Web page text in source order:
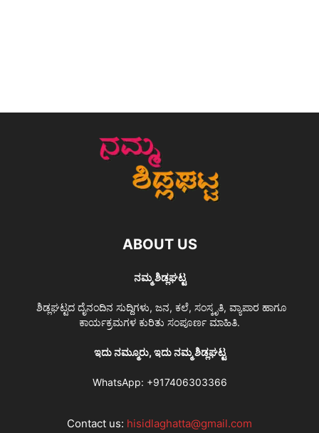
ABOUT US
ನಮ್ಮ ಶಿಡ್ಲಘಟ್ಟ
ಶಿಡ್ಲಘಟ್ಟದ ದೈನಂದಿನ ಸುದ್ದಿಗಳು, ಜನ, ಕಲೆ, ಸಂಸ್ಕೃತಿ, ವ್ಯಾಪಾರ ಹಾಗೂ
ಕಾರ್ಯಕ್ರಮಗಳ ಕುರಿತು ಸಂಪೂರ್ಣ ಮಾಹಿತಿ.
ಇದು ನಮ್ಮೂರು, ಇದು ನಮ್ಮ ಶಿಡ್ಲಘಟ್ಟ
WhatsApp: +917406303366
Contact us: hisidlaghatta@gmail.com